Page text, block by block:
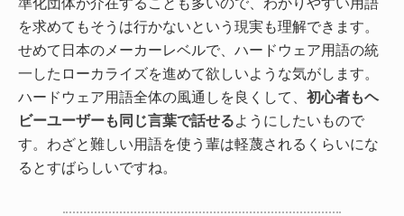
を求めてもそうは行かないという現実も理解できます。
せめて日本のメーカーレベルで、ハードウェア用語の統
一したローカライズを進めて欲しいような気がします。
ハードウェア用語全体の風通しを良くして、 初心者もヘ
ビーユーザーも同じ言葉で話せるようにしたいもので
す。わざと難しい用語を使う輩は軽蔑されるくらいにな
るとすばらしいですね。